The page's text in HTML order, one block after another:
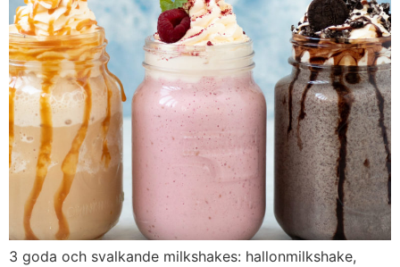
3 goda och svalkande milkshakes: hallonmilkshake,